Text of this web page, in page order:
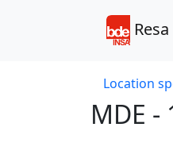
Resa
Location
MDE -